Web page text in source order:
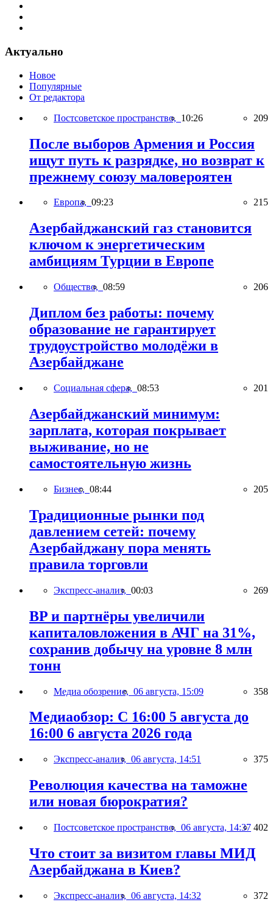
Актуально
Новое
Популярные
От редактора
Постсоветское пространство, 10:26 209
После выборов Армения и Россия
ищут путь к разрядке, но возврат к
прежнему союзу маловероятен
Европа, 09:23 215
Азербайджанский газ становится
ключом к энергетическим
амбициям Турции в Европе
Общество, 08:59 206
Диплом без работы: почему
образование не гарантирует
трудоустройство молодёжи в
Азербайджане
Социальная сфера, 08:53 201
Азербайджанский минимум:
зарплата, которая покрывает
выживание, но не
самостоятельную жизнь
Бизнес, 08:44 205
Традиционные рынки под
давлением сетей: почему
Азербайджану пора менять
правила торговли
Экспресс-анализ, 00:03 269
BP и партнёры увеличили
капиталовложения в АЧГ на 31%,
сохранив добычу на уровне 8 млн
тонн
Медиа обозрение, 06 августа, 15:09 358
Медиаобзор: С 16:00 5 августа до
16:00 6 августа 2026 года
Экспресс-анализ, 06 августа, 14:51 375
Революция качества на таможне
или новая бюрократия?
Постсоветское пространство, 06 августа, 14:37 402
Что стоит за визитом главы МИД
Азербайджана в Киев?
Экспресс-анализ, 06 августа, 14:32 372